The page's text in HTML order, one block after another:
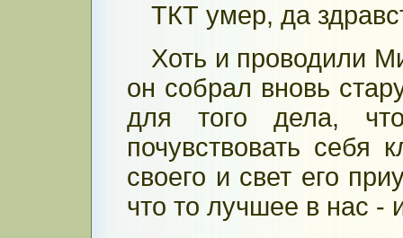
ТКТ умер, да
Хоть и проводили
он собрал вновь
для того дела,
почувствовать себя
своего и свет его
что то лучшее в нас -